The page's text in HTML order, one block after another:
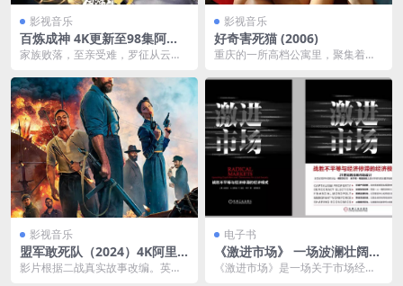
影视音乐
百炼成神 4K更新至98集阿里
云下载
家族败落，至亲受难，罗征从云端
争不断、神秘力量统治...
影视音乐
好奇害死猫 (2006)
重庆的一所高档公寓里，聚集着各
活，也被对方所窥视。“...
影视音乐
盟军敢死队（2024）4K阿里
云下载
影片根据二战真实故事改编。英国
电子书
《激进市场》 一场波澜壮阔的
思维实验
《激进市场》是一场关于市场经济